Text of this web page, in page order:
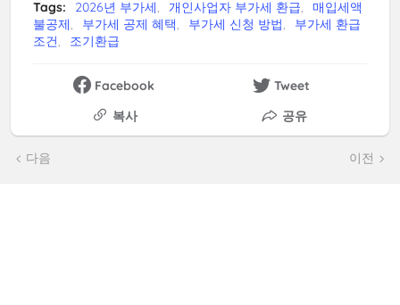
Tags: 2026년 부가세 개인사업자 부가세 환급
매입세액
불공제
부가세 공제 혜택 부가세 신청 방법
부가세 환급
조건
조기환급
Facebook
Tweet
복사
공유
다음 이전